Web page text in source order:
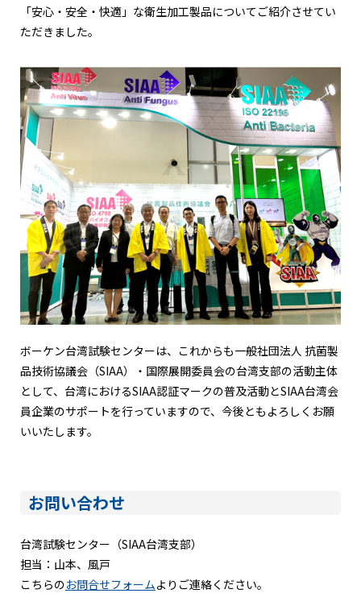
「安心・安全・快適」な衛生加工製品についてご紹介させてい
ただきました。
ボーケン台湾試験センターは、これからも一般社団法人 抗菌製
品技術協議会（SIAA）・国際展開委員会の台湾支部の活動主体
として、台湾におけるSIAA認証マークの普及活動とSIAA台湾会
員企業のサポートを行っていますので、今後ともよろしくお願
いいたします。
お問い合わせ
台湾試験センター（SIAA台湾支部）
担当：山本、風戸
こちらのお問合せフォームよりご連絡ください。